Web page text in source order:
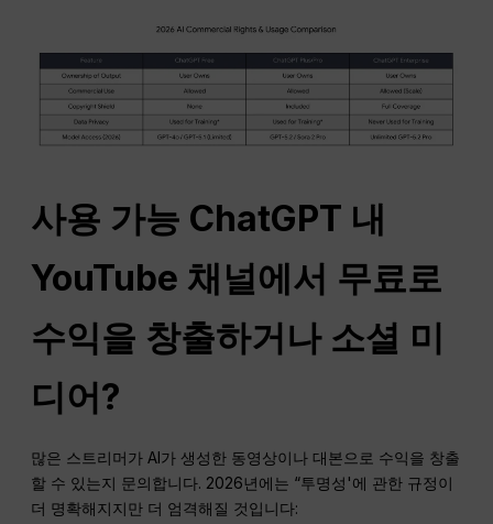
사용 가능 ChatGPT 내
YouTube 채널에서 무료로
수익을 창출하거나 소셜 미
디어?
많은 스트리머가 AI가 생성한 동영상이나 대본으로 수익을 창출
할 수 있는지 문의합니다. 2026년에는 “투명성'에 관한 규정이
더 명확해지지만 더 엄격해질 것입니다: